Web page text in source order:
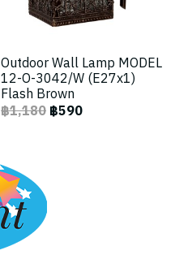
Outdoor Wall Lamp MODEL
12-O-3042/W (E27x1)
Flash Brown
฿1,180฿590